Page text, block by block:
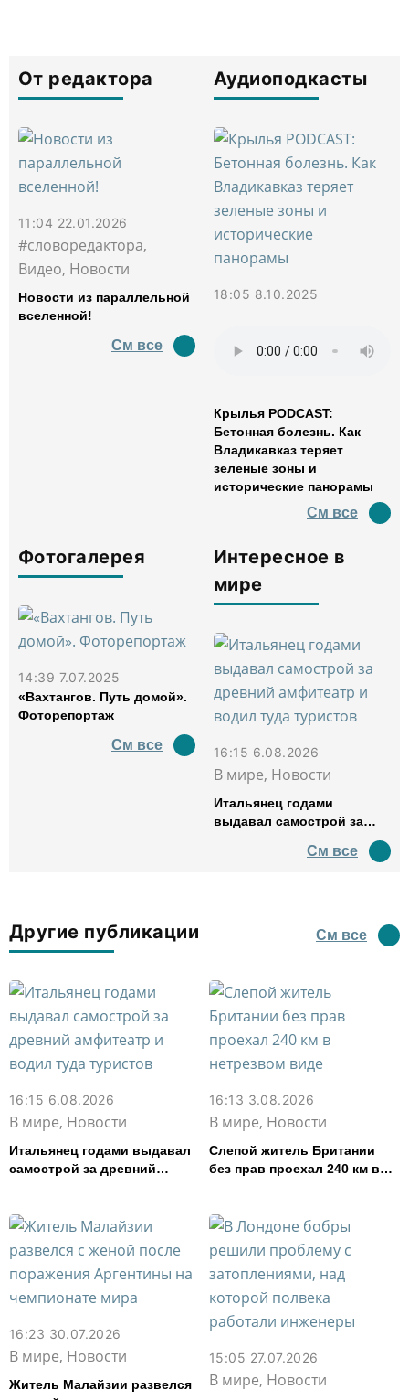
От редактора
11:04 22.01.2026
#словоредактора,
Видео, Новости
Новости из параллельной
вселенной!
См все
Аудиоподкасты
18:05 8.10.2025
Крылья PODCAST:
Бетонная болезнь. Как
Владикавказ теряет
зеленые зоны и
исторические панорамы
См все
Фотогалерея
14:39 7.07.2025
«Вахтангов. Путь домой».
Фоторепортаж
См все
Интересное в
мире
16:15 6.08.2026
В мире, Новости
Итальянец годами
выдавал самострой за
водил туда туристов
См все
Другие публикации См все
16:15 6.08.2026
В мире, Новости
Итальянец годами выдавал
самострой за древний
16:13 3.08.2026
В мире, Новости
Слепой житель Британии
без прав проехал 240 км в
16:23 30.07.2026
В мире, Новости
Житель Малайзии развелся
15:05 27.07.2026
В мире, Новости